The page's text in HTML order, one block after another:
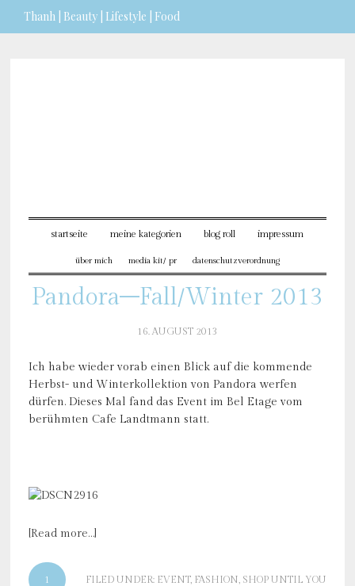
Thanh | Beauty | Lifestyle | Food
startseite meine kategorien blog roll impressum
über mich media kit/ pr datenschutzverordnung
Pandora–Fall/Winter 2013
16. AUGUST 2013
Ich habe wieder vorab einen Blick auf die kommende
Herbst- und Winterkollektion von Pandora werfen
dürfen. Dieses Mal fand das Event im Bel Etage vom
berühmten Cafe Landtmann statt.
[Read more…]
1 FILED UNDER: EVENT, FASHION, SHOP UNTIL YOU